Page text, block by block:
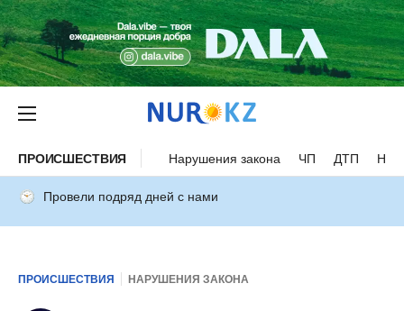
ПРОИСШЕСТВИЯ Нарушения закона ЧП ДТП
Провели подряд дней с нами
ПРОИСШЕСТВИЯ НАРУШЕНИЯ ЗАКОНА